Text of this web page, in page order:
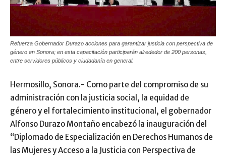
Refuerza Gobernador Durazo acciones para garantizar justicia con perspectiva de
género en Sonora; en esta capacitación participarán alrededor de 200 personas,
entre servidores públicos y ciudadanía en general.
Hermosillo, Sonora.- Como parte del compromiso de su
administración con la justicia social, la equidad de
género y el fortalecimiento institucional, el gobernador
Alfonso Durazo Montaño encabezó la inauguración del
“Diplomado de Especialización en Derechos Humanos de
las Mujeres y Acceso a la Justicia con Perspectiva de